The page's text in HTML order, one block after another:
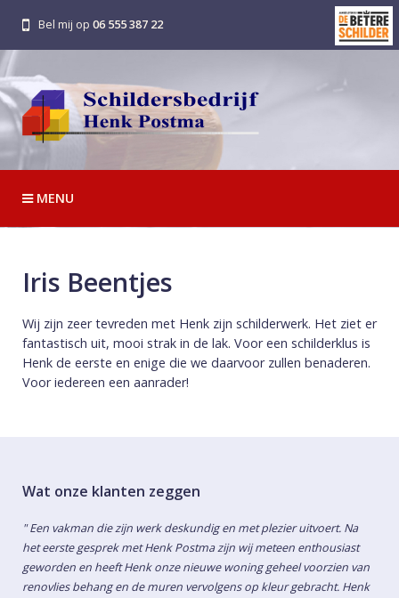
Bel mij op 06 555 387 22
MENU
Iris Beentjes
Wij zijn zeer tevreden met Henk zijn schilderwerk. Het ziet er
fantastisch uit, mooi strak in de lak. Voor een schilderklus is
Henk de eerste en enige die we daarvoor zullen benaderen.
Voor iedereen een aanrader!
Wat onze klanten zeggen
" Een vakman die zijn werk deskundig en met plezier uitvoert. Na
het eerste gesprek met Henk Postma zijn wij meteen enthousiast
geworden en heeft Henk onze nieuwe woning geheel voorzien van
renovlies behang en de muren vervolgens op kleur gebracht. Henk